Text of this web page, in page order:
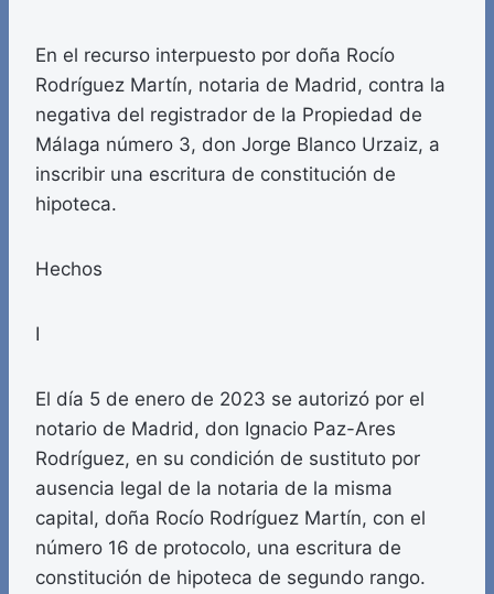
En el recurso interpuesto por doña Rocío
Rodríguez Martín, notaria de Madrid, contra la
negativa del registrador de la Propiedad de
Málaga número 3, don Jorge Blanco Urzaiz, a
inscribir una escritura de constitución de
hipoteca.
Hechos
I
El día 5 de enero de 2023 se autorizó por el
notario de Madrid, don Ignacio Paz-Ares
Rodríguez, en su condición de sustituto por
ausencia legal de la notaria de la misma
capital, doña Rocío Rodríguez Martín, con el
número 16 de protocolo, una escritura de
constitución de hipoteca de segundo rango.